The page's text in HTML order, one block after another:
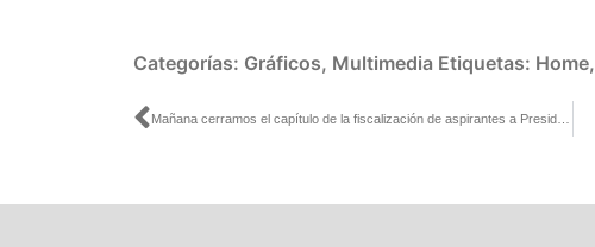
Categorías: Gráficos, Multimedia Etiquetas: Home,
Ant